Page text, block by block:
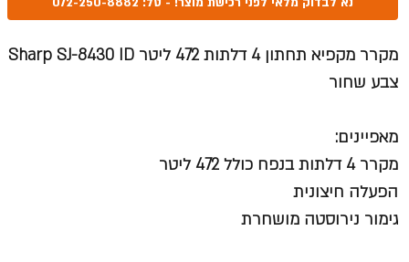
מקרר מקפיא תחתון 4 דלתות 472 ליטר Sharp SJ-8430 ID
צבע שחור
מאפיינים:
מקרר 4 דלתות בנפח כולל 472 ליטר
הפעלה חיצונית
גימור נירוסטה מושחרת